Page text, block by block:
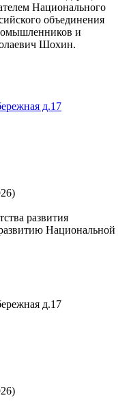
Национального
объединения
и
Шохин.
д.17
развития
Национальной
д.17